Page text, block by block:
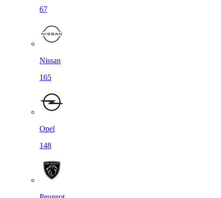
67
Nissan
165
Opel
148